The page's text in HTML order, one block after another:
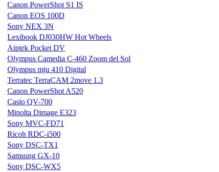
Canon PowerShot S1 IS
Canon EOS 100D
Sony NEX 3N
Lexibook DJ030HW Hot Wheels
Aiptek Pocket DV
Olympus Camedia C-460 Zoom del Sol
Olympus mju 410 Digital
Terratec TerraCAM 2move 1.3
Canon PowerShot A520
Casio QV-700
Minolta Dimage E323
Sony MVC-FD71
Ricoh RDC-i500
Sony DSC-TX1
Samsung GX-10
Sony DSC-WX5